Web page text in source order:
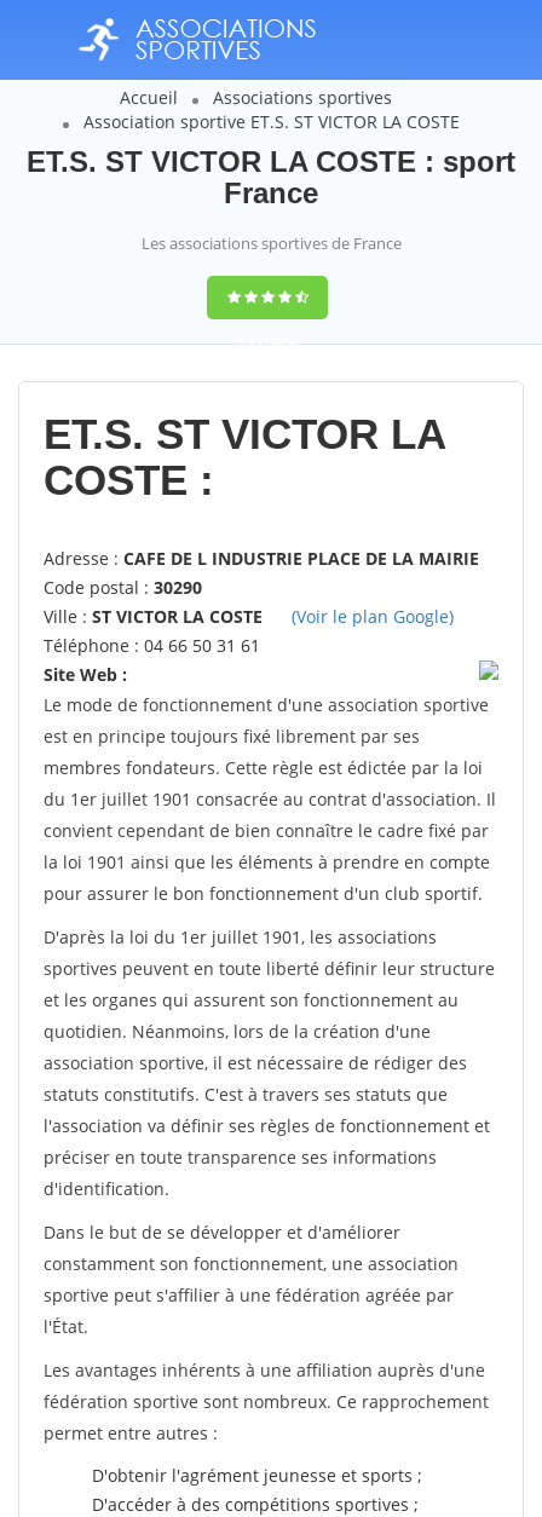
Accueil
Associations sportives
Association sportive ET.S. ST VICTOR LA COSTE
ET.S. ST VICTOR LA COSTE : sport
France
Les associations sportives de France
9,4(100%)
14358votes
ET.S. ST VICTOR LA
COSTE :
Adresse : CAFE DE L INDUSTRIE PLACE DE LA MAIRIE
Code postal : 30290
Ville : ST VICTOR LA COSTE
(Voir le plan Google)
Téléphone : 04 66 50 31 61
Site Web :
Le mode de fonctionnement d'une association sportive
est en principe toujours fixé librement par ses
membres fondateurs. Cette règle est édictée par la loi
du 1er juillet 1901 consacrée au contrat d'association. Il
convient cependant de bien connaître le cadre fixé par
la loi 1901 ainsi que les éléments à prendre en compte
pour assurer le bon fonctionnement d'un club sportif.
D'après la loi du 1er juillet 1901, les associations
sportives peuvent en toute liberté définir leur structure
et les organes qui assurent son fonctionnement au
quotidien. Néanmoins, lors de la création d'une
association sportive, il est nécessaire de rédiger des
statuts constitutifs. C'est à travers ses statuts que
l'association va définir ses règles de fonctionnement et
préciser en toute transparence ses informations
d'identification.
Dans le but de se développer et d'améliorer
constamment son fonctionnement, une association
sportive peut s'affilier à une fédération agréée par
l'État.
Les avantages inhérents à une affiliation auprès d'une
fédération sportive sont nombreux. Ce rapprochement
permet entre autres :
D'obtenir l'agrément jeunesse et sports ;
D'accéder à des compétitions sportives ;